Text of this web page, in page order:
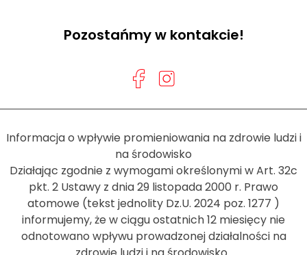
Pozostańmy w kontakcie!
Informacja o wpływie promieniowania na zdrowie ludzi i
na środowisko
Działając zgodnie z wymogami określonymi w Art. 32c
pkt. 2 Ustawy z dnia 29 listopada 2000 r. Prawo
atomowe (tekst jednolity Dz.U. 2024 poz. 1277 )
informujemy, że w ciągu ostatnich 12 miesięcy nie
odnotowano wpływu prowadzonej działalności na